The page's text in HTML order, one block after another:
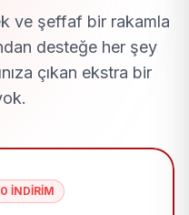
ve şeffaf bir rakamla
desteğe her şey
çıkan ekstra bir
İNDİRİM